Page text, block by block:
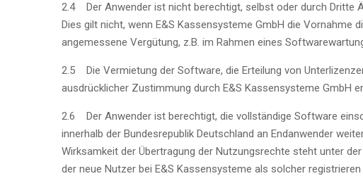
2.4 Der Anwender ist nicht berechtigt, selbst oder durch Dritte
Dies gilt nicht, wenn E&S Kassensysteme GmbH die Vornahme
angemessene Vergütung, z.B. im Rahmen eines
2.5 Die Vermietung der Software, die Erteilung von
ausdrücklicher Zustimmung durch E&S Kassensysteme GmbH
2.6 Der Anwender ist berechtigt, die vollständige Software
innerhalb der Bundesrepublik Deutschland an Endanwender
Wirksamkeit der Übertragung der Nutzungsrechte steht unter
der neue Nutzer bei E&S Kassensysteme als solcher